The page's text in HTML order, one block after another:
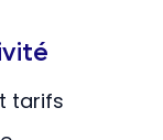
tarifs